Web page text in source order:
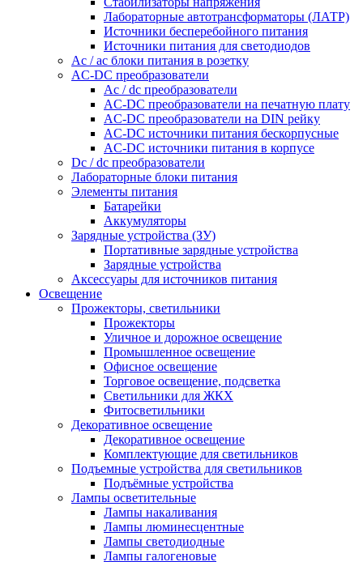
Лабораторные автотрансформаторы (ЛАТР)
Источники бесперебойного питания
Источники питания для светодиодов
Ac / ac блоки питания в розетку
AC-DC преобразователи
Ac / dc преобразователи
AC-DC преобразователи на печатную плату
AC-DC преобразователи на DIN рейку
AC-DC источники питания бескорпусные
AC-DC источники питания в корпусе
Dc / dc преобразователи
Лабораторные блоки питания
Элементы питания
Батарейки
Аккумуляторы
Зарядные устройства (ЗУ)
Портативные зарядные устройства
Зарядные устройства
Аксессуары для источников питания
Освещение
Прожекторы, светильники
Прожекторы
Уличное и дорожное освещение
Промышленное освещение
Офисное освещение
Торговое освещение, подсветка
Светильники для ЖКХ
Фитосветильники
Декоративное освещение
Декоративное освещение
Комплектующие для светильников
Подъемные устройства для светильников
Подъёмные устройства
Лампы осветительные
Лампы накаливания
Лампы люминесцентные
Лампы светодиодные
Лампы галогеновые